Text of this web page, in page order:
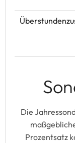
Die
Prozentsatz